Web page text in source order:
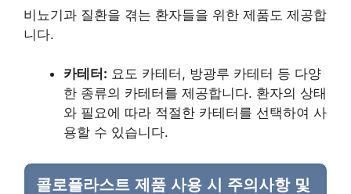
비뇨기과 질환을 겪는 환자들을 위한 제품도 제공합
니다.
카테터: 요도 카테터, 방광루 카테터 등 다양
한 종류의 카테터를 제공합니다. 환자의 상태
와 필요에 따라 적절한 카테터를 선택하여 사
용할 수 있습니다.
콜로플라스트 제품 사용 시 주의사항 및